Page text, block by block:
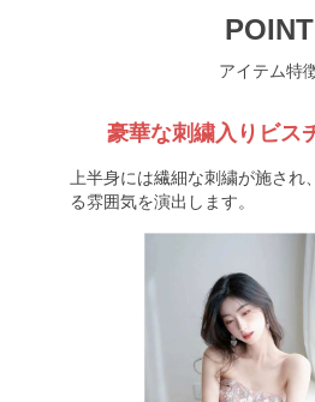
POINT
アイテム特
豪華な刺繍入りビス
上半身には繊細な刺繍が施され
る雰囲気を演出します。